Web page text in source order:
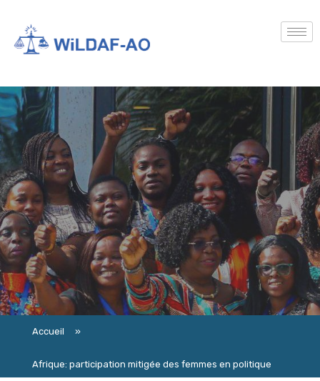
Accueil »
Afrique: participation mitigée des femmes en politique